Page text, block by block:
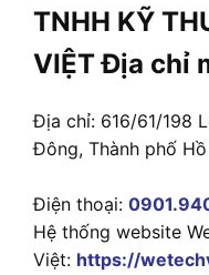
TNHH KỸ
VIỆT Địa chỉ
Địa chỉ: 616/61/198
Đông, Thành phố
Điện thoại:
Hệ thống website
Việt: https://